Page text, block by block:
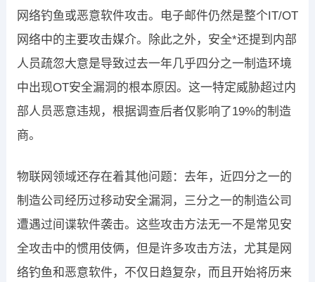
网络钓鱼或恶意软件攻击。电子邮件仍然是整个IT/OT
网络中的主要攻击媒介。除此之外，安全*还提到内部
人员疏忽大意是导致过去一年几乎四分之一制造环境
中出现OT安全漏洞的根本原因。这一特定威胁超过内
部人员恶意违规，根据调查后者仅影响了19%的制造
商。
物联网领域还存在着其他问题：去年，近四分之一的
制造公司经历过移动安全漏洞，三分之一的制造公司
遭遇过间谍软件袭击。这些攻击方法无一不是常见安
全攻击中的惯用伎俩，但是许多攻击方法，尤其是网
络钓鱼和恶意软件，不仅日趋复杂，而且开始将历来